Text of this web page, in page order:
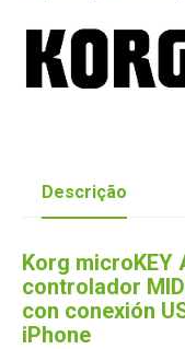
Descrição
Korg microKEY
controlador
con conexión
iPhone